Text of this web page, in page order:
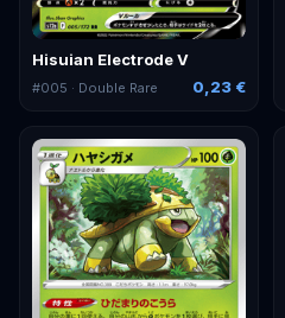
Hisuian Electrode V
#005 · Double Rare 0,23 €